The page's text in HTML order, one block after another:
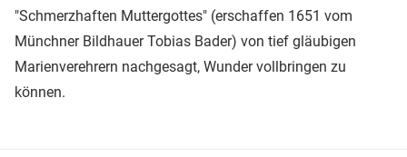
"Schmerzhaften Muttergottes" (erschaffen 1651 vom
Münchner Bildhauer Tobias Bader) von tief gläubigen
Marienverehrern nachgesagt, Wunder vollbringen zu
können.